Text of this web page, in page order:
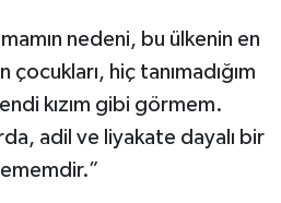
nedeni, bu ülkenin en
hiç tanımadığım
kızım gibi görmem.
adil ve liyakate dayalı bir